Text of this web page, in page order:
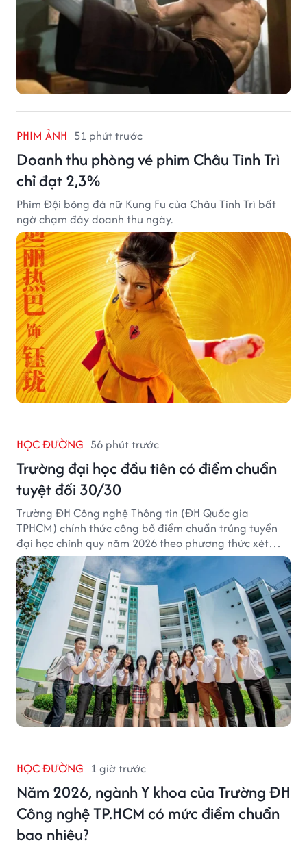
PHIM ẢNH 51 phút trước
Doanh thu phòng vé phim Châu Tinh Trì
chỉ đạt 2,3%
Phim Đội bóng đá nữ Kung Fu của Châu Tinh Trì bất
ngờ chạm đáy doanh thu ngày.
HỌC ĐƯỜNG 56 phút trước
Trường đại học đầu tiên có điểm chuẩn
tuyệt đối 30/30
Trường ĐH Công nghệ Thông tin (ĐH Quốc gia
TPHCM) chính thức công bố điểm chuẩn trúng tuyển
đại học chính quy năm 2026 theo phương thức xét
tuyển tổng hợp.
HỌC ĐƯỜNG 1 giờ trước
Năm 2026, ngành Y khoa của Trường ĐH
Công nghệ TP.HCM có mức điểm chuẩn
bao nhiêu?